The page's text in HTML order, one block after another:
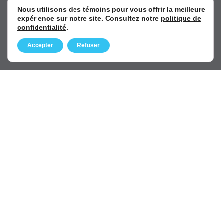
Le désembuage de fenêtres ou
comment remettre ses vitres à neuf à
faible coût!
26 mai 2022
Nous utilisons des témoins pour vous offrir la meilleure
expérience sur notre site. Consultez notre politique de
confidentialité.
Accepter Refuser